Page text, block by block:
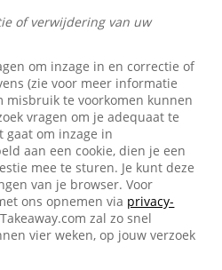
of verwijdering van uw
om inzage in en correctie of
(zie voor meer informatie
misbruik te voorkomen kunnen
vragen om je adequaat te
gaat om inzage in
aan een cookie, dien je een
mee te sturen. Je kunt deze
van je browser. Voor
ons opnemen via privacy-
zal zo snel
vier weken, op jouw verzoek